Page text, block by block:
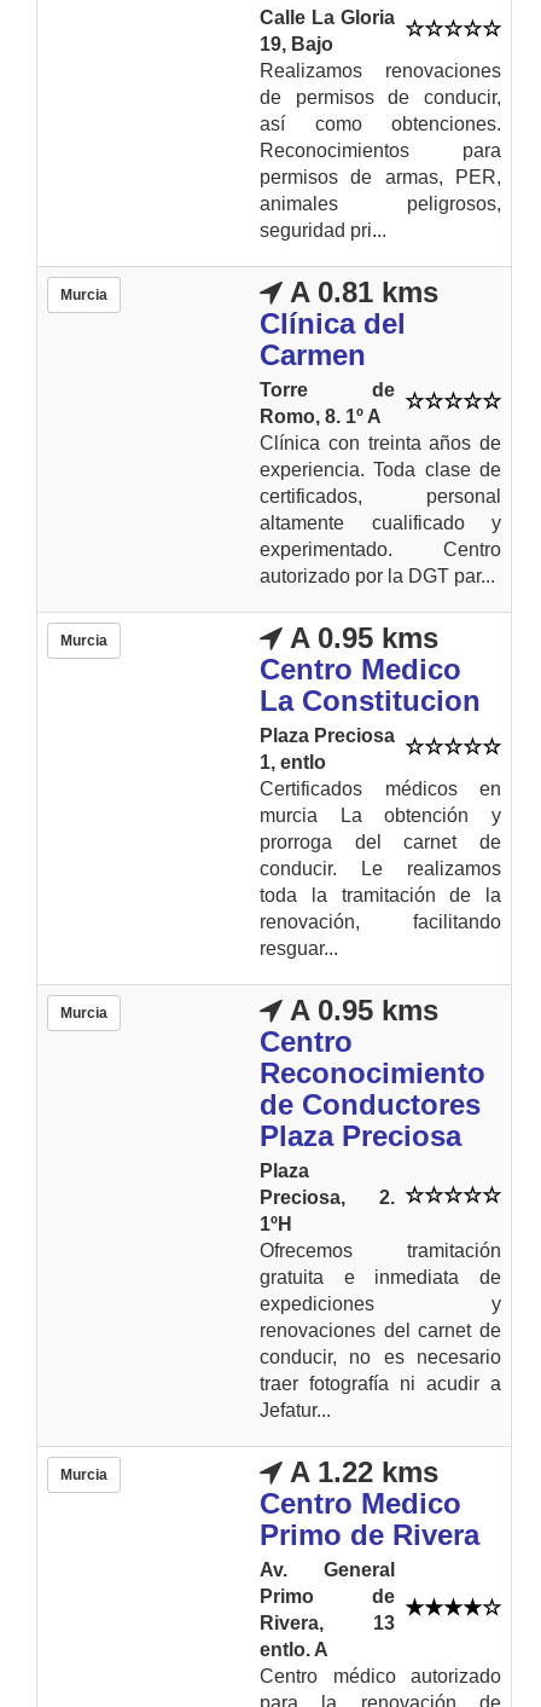
Calle La Gloria
19, Bajo
Realizamos renovaciones
de permisos de conducir,
así como obtenciones.
Reconocimientos para
permisos de armas, PER,
animales peligrosos,
seguridad pri...
Murcia
A 0.81 kms
Clínica del
Carmen
Torre de
Romo, 8. 1º A
Clínica con treinta años de
experiencia. Toda clase de
certificados, personal
altamente cualificado y
experimentado. Centro
autorizado por la DGT par...
Murcia
A 0.95 kms
Centro Medico
La Constitucion
Plaza Preciosa
1, entlo
Certificados médicos en
murcia La obtención y
prorroga del carnet de
conducir. Le realizamos
toda la tramitación de la
renovación, facilitando
resguar...
Murcia
A 0.95 kms
Centro
Reconocimiento
de Conductores
Plaza Preciosa
Plaza
Preciosa, 2.
1ºH
Ofrecemos tramitación
gratuita e inmediata de
expediciones y
renovaciones del carnet de
conducir, no es necesario
traer fotografía ni acudir a
Jefatur...
Murcia
A 1.22 kms
Centro Medico
Primo de Rivera
Av. General
Primo de
Rivera, 13
entlo. A
Centro médico autorizado
para la renovación de